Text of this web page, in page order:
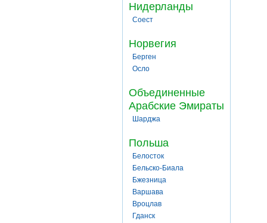
Нидерланды
Соест
Норвегия
Берген
Осло
Объединенные
Арабские Эмираты
Шарджа
Польша
Белосток
Бельско-Биала
Бжезница
Варшава
Вроцлав
Гданск